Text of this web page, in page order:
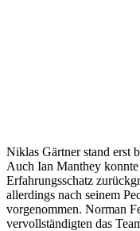
Niklas Gärtner stand erst
Auch Ian Manthey
Erfahrungsschatz
allerdings nach seinem
vorgenommen. Norman
vervollständigten das